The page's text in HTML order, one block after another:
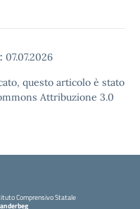
07.07.2026
questo articolo è stato
Attribuzione 3.0
Comprensivo Statale